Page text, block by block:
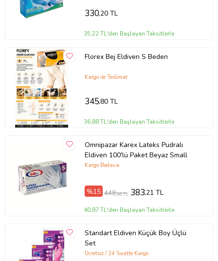
Marka:One Plus
Ürün Tipi:Nitril Eldiven
Kullanım Tipi:Günlük Ve Profesyonel Kullanım
Kutu İçeriği
One Plus Nitril Mavi Eldiven Pudrasız S Beden
SEO Uyumlu Anahtar Kelimeler
One Plus Nitril Eldiven, Pudrasız Eldiven, Mavi Nitril Eldiven, S
Profesyonel Kullanım Eldiveni, Nitril Koruyucu Eldiven, Temizlik
Eldiveni, İş Güvenliği Ürünü
Ürün Kodu:kcm1039720
330,20 TL
35,22 TL'den Başlayan Taksitlerle
Florex Bej Eldiven S Beden
Kargo ile Teslimat
345,80 TL
36,88 TL'den Başlayan Taksitlerle
Omnipazar Karex Lateks Pudralı
Eldiven 100'lü Paket Beyaz Small
Kargo Bedava
%15 448,36 TL 383,21 TL
40,87 TL'den Başlayan Taksitlerle
Standart Eldiven Küçük Boy Üçlü
Set
Ücretsiz / 24 Saatte Kargo